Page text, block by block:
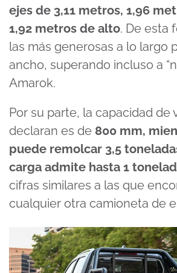
ejes de 3,11 metros, 1,96
1,92 metros de alto. De esta
las más generosas a lo largo
ancho, superando incluso a
Amarok.
Por su parte, la capacidad de
declaran es de 800 mm,
puede remolcar 3,5
carga admite hasta 1
cifras similares a las que
cualquier otra camioneta de